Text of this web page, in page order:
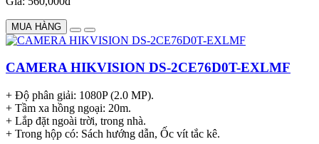
MUA HÀNG
CAMERA HIKVISION DS-2CE76D0T-EXLMF
+ Độ phân giải: 1080P (2.0 MP).
+ Tầm xa hồng ngoại: 20m.
+ Lắp đặt ngoài trời, trong nhà.
+ Trong hộp có: Sách hướng dẫn, Ốc vít tắc kê.